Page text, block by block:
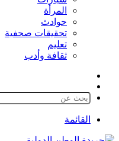
المرأة
حوادث
تحقيقات صحفية
تعليم
ثقافة وأدب
المظلم
القائمة